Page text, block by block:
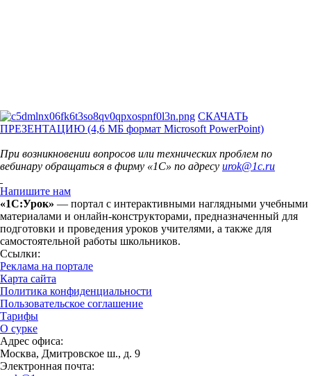
СКАЧАТЬ
ПРЕЗЕНТАЦИЮ (4,6 МБ формат Microsoft PowerPoint)
При возникновении вопросов или технических проблем по
вебинару обращаться в фирму «1С» по адресу urok@1c.ru
Напишите нам
«1С:Урок» — портал с интерактивными наглядными учебными
материалами и онлайн-конструкторами, предназначенный для
подготовки и проведения уроков учителями, а также для
самостоятельной работы школьников.
Ссылки:
Реклама на портале
Карта сайта
Политика конфиденциальности
Пользовательское соглашение
Тарифы
О сурке
Адрес офиса:
Москва, Дмитровское ш., д. 9
Электронная почта: